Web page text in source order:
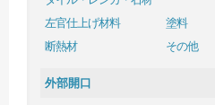
左官仕上げ材料
塗料
断熱材
その他
外部開口